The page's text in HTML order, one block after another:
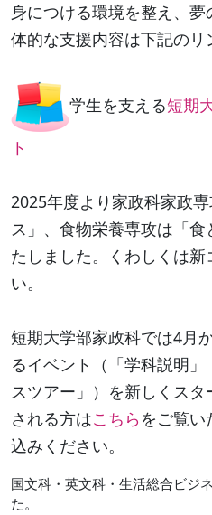
身につける環境を整え、
体的な支援内容は下記のリ
学生を支える短期
ト
2025年度より家政科家政
ス」、食物栄養専攻は「
たしました。くわしくは
い。
短期大学部家政科では4月
るイベント（「学科説明
スツアー」）を新しくス
される方はこちら をご覧い
込みください。
国文科・英文科・生活総合ビジ
た。